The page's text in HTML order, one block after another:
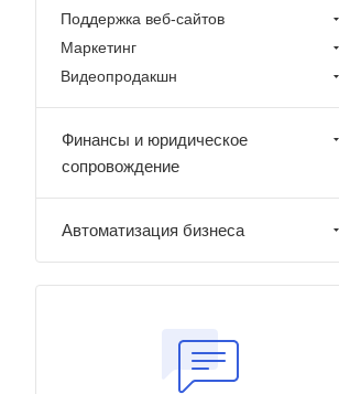
Поддержка веб-сайтов
Маркетинг
Видеопродакшн
Финансы и юридическое
сопровождение
Автоматизация бизнеса